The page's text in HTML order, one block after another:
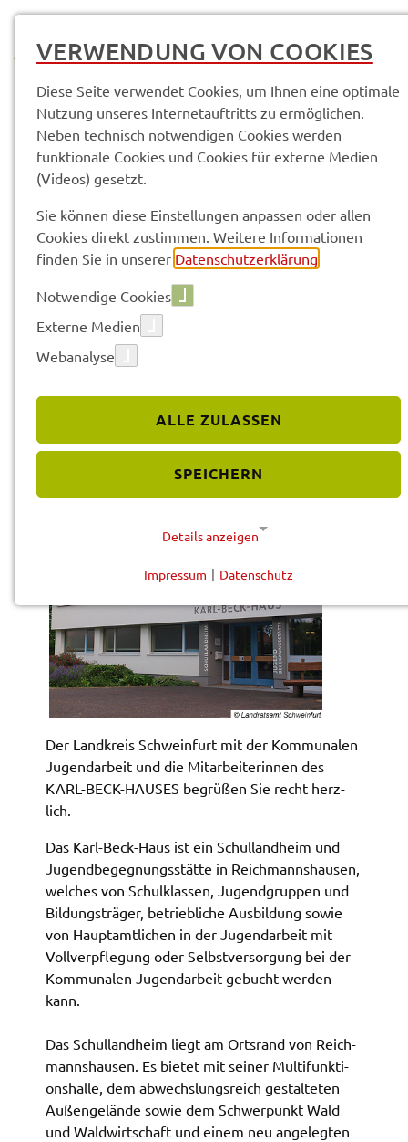
Service­leis­tun­gen & Infor­ma­tio­nen
Karl-Beck-Haus Schul­land­heim und Jugend­be­geg­nungs­stät­te
Vorle­sen
KARL-BECK-HAUS SCHUL­
LAND­HEIM UND JUGEND­BE­
GEG­NUNGS­STÄT­TE
Der Land­kreis Schwein­furt mit der Kommu­na­len
Jugend­ar­beit und die Mitar­bei­te­rin­nen des
KARL-BECK-HAUSES begrü­ßen Sie recht herz­
lich.
Das Karl-Beck-Haus ist ein Schul­land­heim und
Jugend­be­geg­nungs­stät­te in Reich­manns­hau­sen,
welches von Schul­klas­sen, Jugend­grup­pen und
Bildungs­trä­ger, betrieb­li­che Ausbil­dung sowie
von Haupt­amt­li­chen in der Jugend­ar­beit mit
Voll­ver­pfle­gung oder Selbst­ver­sor­gung bei der
Kommu­na­len Jugend­ar­beit gebucht werden
kann.
Das Schul­land­heim liegt am Orts­rand von Reich­
manns­hau­sen. Es bietet mit seiner Multi­funk­ti­
ons­hal­le, dem abwechs­lungs­reich gestal­te­ten
Außen­ge­län­de sowie dem Schwer­punkt Wald
und Wald­wirt­schaft und einem neu ange­leg­ten
VERWENDUNG VON COOKIES
Diese Seite verwendet Cookies, um Ihnen eine optimale
Nutzung unseres Internetauftritts zu ermöglichen.
Neben technisch notwendigen Cookies werden
funktionale Cookies und Cookies für externe Medien
(Videos) gesetzt.
Sie können diese Einstellungen anpassen oder allen
Cookies direkt zustimmen. Weitere Informationen
finden Sie in unserer Datenschutzerklärung
Notwendige Cookies
Externe Medien
Webanalyse
ALLE ZULASSEN
SPEICHERN
Details anzeigen
Diese Cookies werden für eine reibungslose
Funktion unserer Website benötigt.
Cookie für Datenschutzhinweise
Name:
cookie_consent
Anbieter:
Landratsamt Schweinfurt
Speicherung Einwilligung Datenschutzhinweise
Cookie Laufzeit:
1 Jahr
Frontend Benutzer
fe_typo_user
Anbieter:
Landratsamt Schweinfurt
Zweck:
Anonyme Klickzählung
Impressum | Datenschutz